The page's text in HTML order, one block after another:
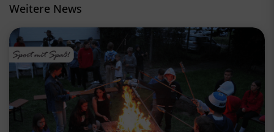
Weitere News